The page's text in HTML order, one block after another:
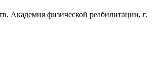
Академия физической реабилитации, г.